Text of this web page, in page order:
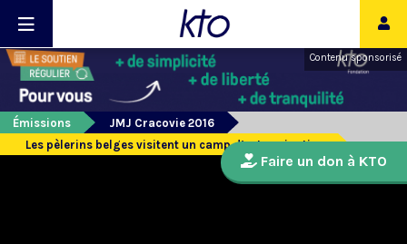
Contenu sponsorisé
Émissions
JMJ Cracovie 2016
Les pèlerins belges visitent un camp d’extermination
Faire un don à KTO